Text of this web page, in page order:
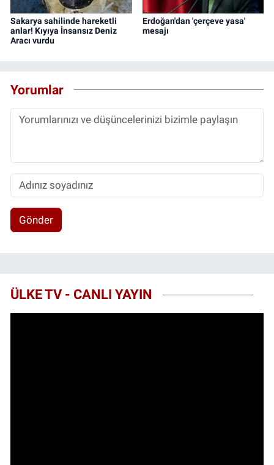
Sakarya sahilinde hareketli
anlar! Kıyıya İnsansız Deniz
Aracı vurdu
Erdoğan'dan 'çerçeve yasa'
mesajı
Yorumlar
Gönder
ÜLKE TV - CANLI YAYIN